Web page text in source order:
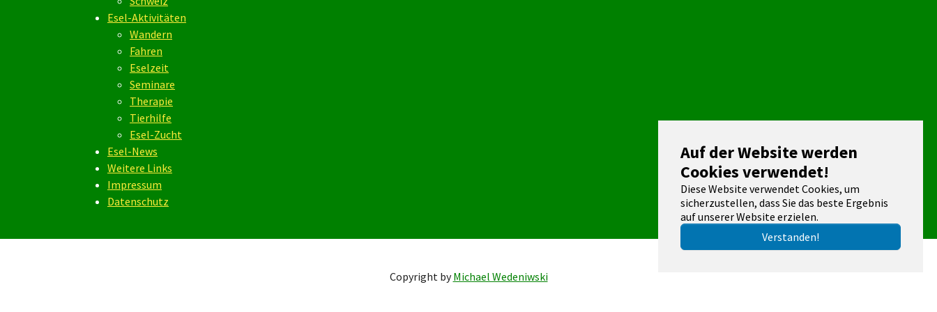
Auf der Website werden
Cookies verwendet!
Diese Website verwendet Cookies, um
sicherzustellen, dass Sie das beste Ergebnis
auf unserer Website erzielen.
Verstanden!
Esel-Aktivitäten
Wandern
Fahren
Eselzeit
Seminare
Therapie
Tierhilfe
Esel-Zucht
Esel-News
Weitere Links
Impressum
Datenschutz
Copyright byMichael Wedeniwski